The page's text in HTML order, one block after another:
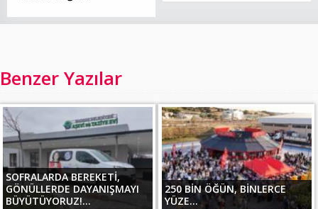
Benzer Yazılar
SOFRALARDA BEREKETİ,
GÖNÜLLERDE DAYANIŞMAYI
BÜYÜTÜYORUZ!...
250 BİN ÖĞÜN, BİNLERCE
YÜZE...